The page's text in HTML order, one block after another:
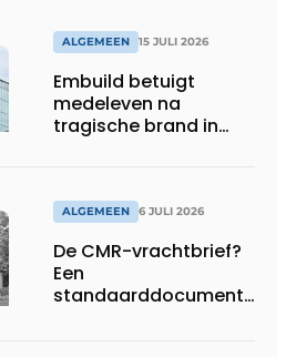
ALGEMEEN 15 JULI 2026
Embuild betuigt
medeleven na
tragische brand in
ALGEMEEN 6 JULI 2026
De CMR-vrachtbrief?
Een
standaarddocument